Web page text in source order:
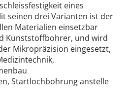
eines
seinen drei Varianten ist der
Materialien einsetzbar
Kunststoffbohrer, und wird
Mikropräzision eingesetzt,
Startlochbohrung anstelle